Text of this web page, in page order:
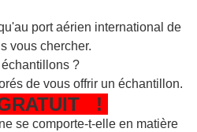
port aérien international de
vous chercher.
?
de vous offrir un échantillon.
!
se comporte-t-elle en matière